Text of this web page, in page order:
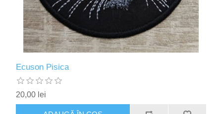
Ecuson Pisica
20,00 lei